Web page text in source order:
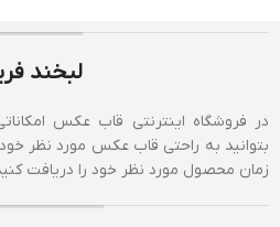
لبخند
در فروشگاه اینترنتی قاب عکس
بتوانید به راحتی قاب عکس مورد نظر
زمان محصول مورد نظر خود را دریافت